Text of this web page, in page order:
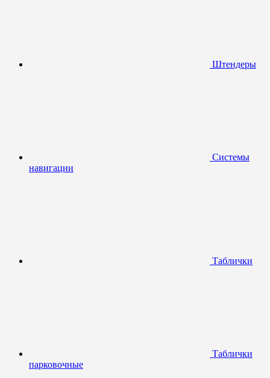
Штендеры
Системы
навигации
Таблички
Таблички
парковочные